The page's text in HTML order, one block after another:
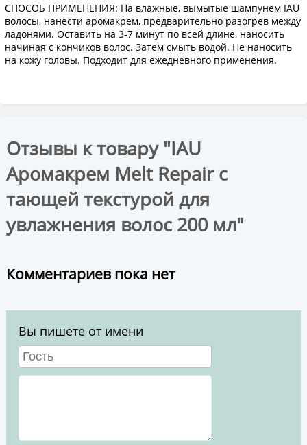
СПОСОБ ПРИМЕНЕНИЯ: На влажные, вымытые шампунем IAU
волосы, нанести аромакрем, предварительно разогрев между
ладонями. Оставить на 3-7 минут по всей длине, наносить
начиная с кончиков волос. Затем смыть водой. Не наносить
на кожу головы. Подходит для ежедневного применения.
Отзывы к товару "IAU
Аромакрем Melt Repair с
тающей текстурой для
увлажнения волос 200 мл"
Комментариев пока нет
Вы пишете от имени